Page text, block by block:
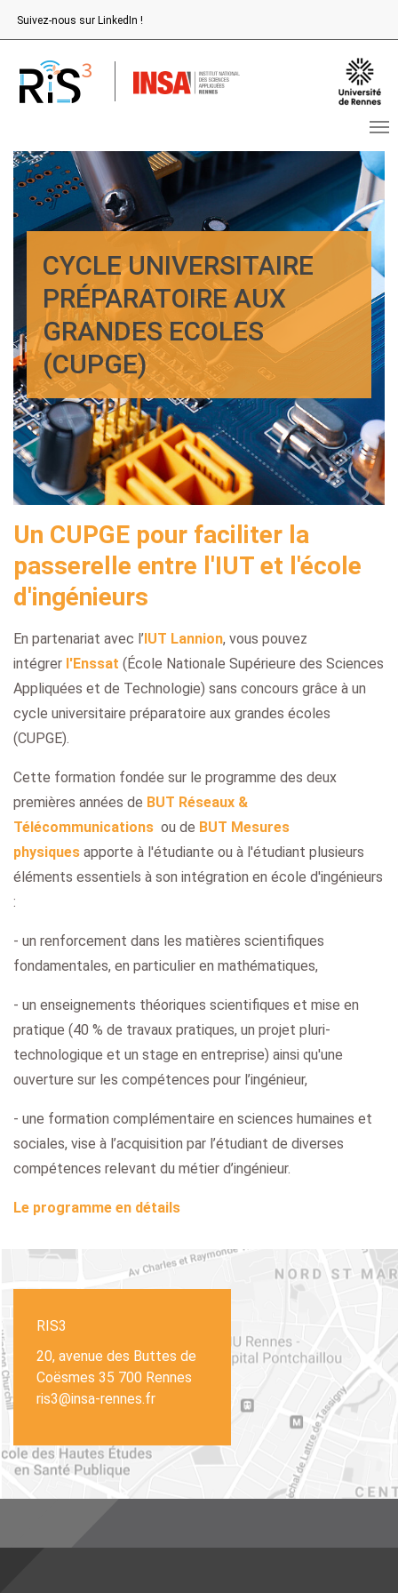
Suivez-nous sur LinkedIn !
CYCLE UNIVERSITAIRE
PRÉPARATOIRE AUX
GRANDES ECOLES
(CUPGE)
Un CUPGE pour faciliter la
passerelle entre l'IUT et l'école
d'ingénieurs
En partenariat avec l’IUT Lannion, vous pouvez
intégrer l'Enssat (École Nationale Supérieure des Sciences
Appliquées et de Technologie) sans concours grâce à un
cycle universitaire préparatoire aux grandes écoles
(CUPGE).
Cette formation fondée sur le programme des deux
premières années de BUT Réseaux &
Télécommunications ou de BUT Mesures
physiques apporte à l'étudiante ou à l'étudiant plusieurs
éléments essentiels à son intégration en école d'ingénieurs
:
- un renforcement dans les matières scientifiques
fondamentales, en particulier en mathématiques,
- un enseignements théoriques scientifiques et mise en
pratique (40 % de travaux pratiques, un projet pluri-
technologique et un stage en entreprise) ainsi qu'une
ouverture sur les compétences pour l’ingénieur,
- une formation complémentaire en sciences humaines et
sociales, vise à l’acquisition par l’étudiant de diverses
compétences relevant du métier d’ingénieur.
Le programme en détails
RIS3
20, avenue des Buttes de
Coësmes 35 700 Rennes
ris3@insa-rennes.fr